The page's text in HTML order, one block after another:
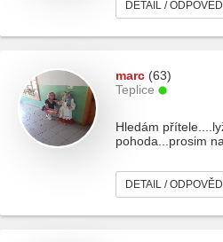
DETAIL /
marc (63)
Teplice
Hledám
pohoda...prosim
DETAIL /